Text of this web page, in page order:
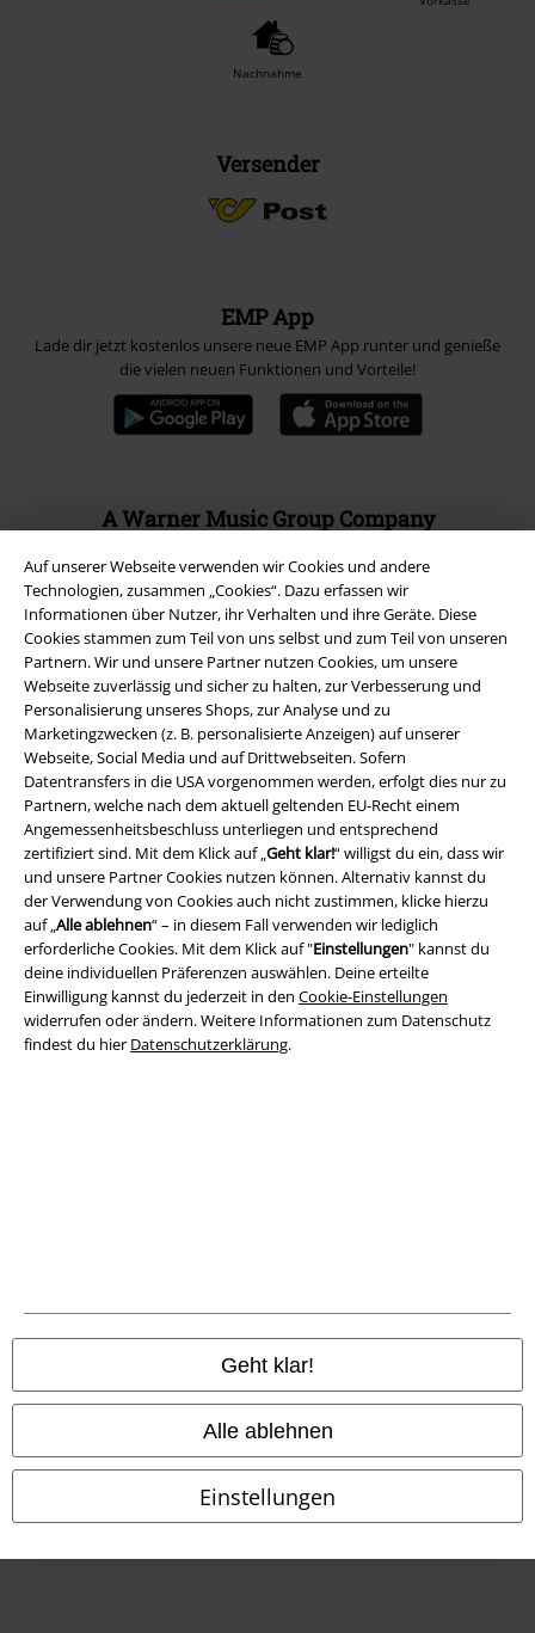
Auf unserer Webseite verwenden wir Cookies und andere
Technologien, zusammen „Cookies“. Dazu erfassen wir
Informationen über Nutzer, ihr Verhalten und ihre Geräte. Diese
Cookies stammen zum Teil von uns selbst und zum Teil von unseren
Partnern. Wir und unsere Partner nutzen Cookies, um unsere
Webseite zuverlässig und sicher zu halten, zur Verbesserung und
Personalisierung unseres Shops, zur Analyse und zu
Marketingzwecken (z. B. personalisierte Anzeigen) auf unserer
Webseite, Social Media und auf Drittwebseiten. Sofern
Datentransfers in die USA vorgenommen werden, erfolgt dies nur zu
Partnern, welche nach dem aktuell geltenden EU-Recht einem
Angemessenheitsbeschluss unterliegen und entsprechend
zertifiziert sind. Mit dem Klick auf „Geht klar!“ willigst du ein, dass wir
und unsere Partner Cookies nutzen können. Alternativ kannst du
der Verwendung von Cookies auch nicht zustimmen, klicke hierzu
auf „Alle ablehnen“ – in diesem Fall verwenden wir lediglich
erforderliche Cookies. Mit dem Klick auf "Einstellungen" kannst du
deine individuellen Präferenzen auswählen. Deine erteilte
Einwilligung kannst du jederzeit in den Cookie-Einstellungen
widerrufen oder ändern. Weitere Informationen zum Datenschutz
findest du hier Datenschutzerklärung.
Geht klar!
Alle ablehnen
Einstellungen
Nachnahme
Versender
EMP App
Lade dir jetzt kostenlos unsere neue EMP App runter und genieße
die vielen neuen Funktionen und Vorteile!
A Warner Music Group Company
Rechtliches
AGB
Impressum
Datenschutz
Alle Preise inkl. gesetzlicher Mehrwertsteuer, zzgl.Versandkosten
© 1986-2026 E.M.P. Merchandising HGmbH
EMP Online Shops